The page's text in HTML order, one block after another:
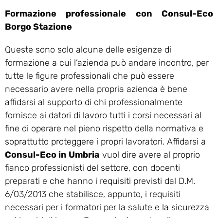
Formazione professionale con Consul-Eco
Borgo Stazione
Queste sono solo alcune delle esigenze di
formazione a cui l’azienda può andare incontro, per
tutte le figure professionali che può essere
necessario avere nella propria azienda è bene
affidarsi al supporto di chi professionalmente
fornisce ai datori di lavoro tutti i corsi necessari al
fine di operare nel pieno rispetto della normativa e
soprattutto proteggere i propri lavoratori. Affidarsi a
Consul-Eco in Umbria vuol dire avere al proprio
fianco professionisti del settore, con docenti
preparati e che hanno i requisiti previsti dal D.M.
6/03/2013 che stabilisce, appunto, i requisiti
necessari per i formatori per la salute e la sicurezza